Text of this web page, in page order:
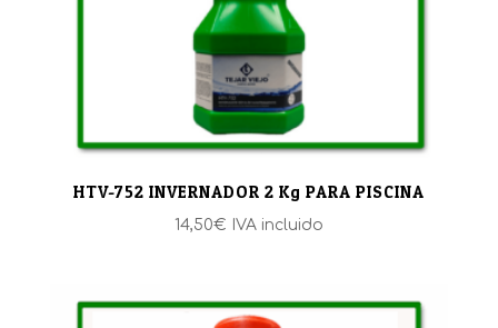
HTV-752 INVERNADOR 2 Kg PARA PISCINA
14,50€ IVA incluido